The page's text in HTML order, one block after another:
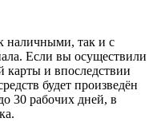
наличными, так и с
Если вы осуществили
карты и впоследствии
будет произведён
30 рабочих дней, в